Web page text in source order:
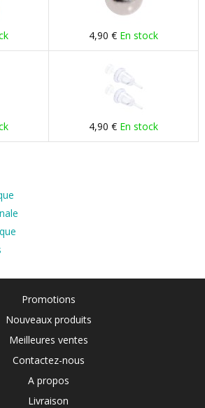
4,90 € En stock
4,90 € En stock
Promotions
Nouveaux produits
Meilleures ventes
Contactez-nous
A propos
Livraison